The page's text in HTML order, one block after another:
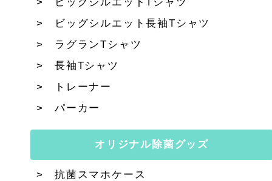
ビッグシルエット長袖Tシャツ
ラグランTシャツ
長袖Tシャツ
トレーナー
パーカー
オリジナル除菌グッズ
抗菌スマホケース